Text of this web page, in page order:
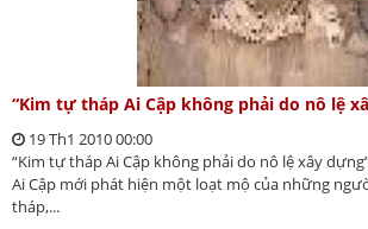
“Kim tự tháp Ai Cập không phải do nô lệ
19 Th1 2010 00:00
“Kim tự tháp Ai Cập không phải do nô lệ xây
Ai Cập mới phát hiện một loạt mộ của những
tháp,...